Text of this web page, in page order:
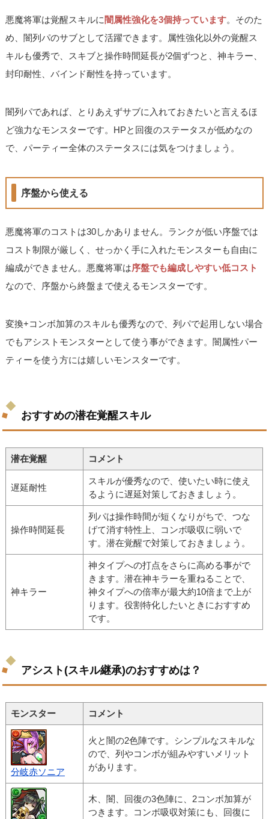
悪魔将軍は覚醒スキルに 闇属性強化を3個持っています。そのた
め、闇列パのサブとして活躍できます。属性強化以外の覚醒ス
キルも優秀で、スキブと操作時間延長が2個ずつと、神キラー、
封印耐性、バインド耐性を持っています。
闇列パであれば、とりあえずサブに入れておきたいと言えるほ
ど強力なモンスターです。HPと回復のステータスが低めなの
で、パーティー全体のステータスには気をつけましょう。
序盤から使える
悪魔将軍のコストは30しかありません。ランクが低い序盤では
コスト制限が厳しく、せっかく手に入れたモンスターも自由に
編成ができません。悪魔将軍は序盤でも編成しやすい低コスト
なので、序盤から終盤まで使えるモンスターです。
変換+コンボ加算のスキルも優秀なので、列パで起用しない場合
でもアシストモンスターとして使う事ができます。闇属性パー
ティーを使う方には嬉しいモンスターです。
おすすめの潜在覚醒スキル
潜在覚醒 コメント
遅延耐性
スキルが優秀なので、使いたい時に使え
るように遅延対策しておきましょう。
操作時間延長
列パは操作時間が短くなりがちで、つな
げて消す特性上、コンボ吸収に弱いで
す。潜在覚醒で対策しておきましょう。
神キラー
神タイプへの打点をさらに高める事がで
きます。潜在神キラーを重ねることで、
神タイプへの倍率が最大約10倍まで上が
ります。役割特化したいときにおすすめ
です。
アシスト(スキル継承)のおすすめは？
モンスター コメント
分岐赤ソニア
火と闇の2色陣です。シンプルなスキルな
ので、列やコンボが組みやすいメリット
があります。
木、闇、回復の3色陣に、2コンボ加算が
つきます。コンボ吸収対策にも、回復に